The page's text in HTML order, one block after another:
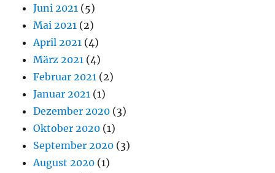
Juni 2021 (5)
Mai 2021 (2)
April 2021 (4)
März 2021 (4)
Februar 2021 (2)
Januar 2021 (1)
Dezember 2020 (3)
Oktober 2020 (1)
September 2020 (3)
August 2020 (1)